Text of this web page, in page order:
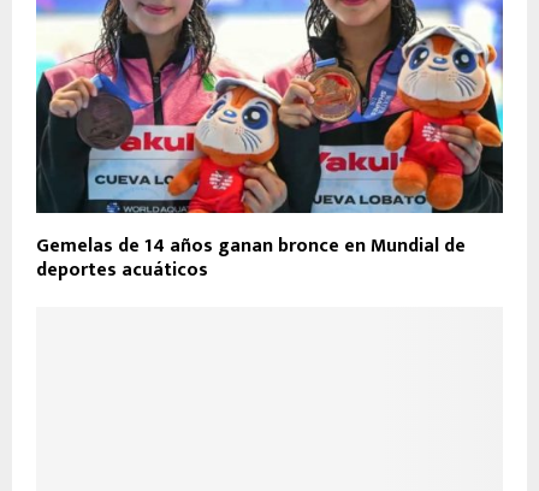
Gemelas de 14 años ganan bronce en Mundial de
deportes acuáticos